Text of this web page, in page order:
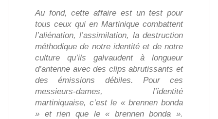
Au fond, cette affaire est un test pour
tous ceux qui en Martinique combattent
l’aliénation, l’assimilation, la destruction
méthodique de notre identité et de notre
culture qu’ils galvaudent à longueur
d’antenne avec des clips abrutissants et
des émissions débiles. Pour ces
messieurs-dames, l’identité
martiniquaise, c’est le « brennen bonda
» et rien que le « brennen bonda ».